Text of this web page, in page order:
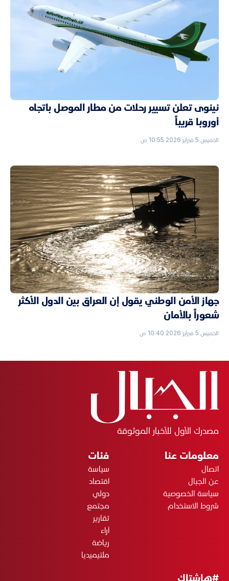
نينوى تعلن تسيير رحلات من مطار الموصل باتجاه
أوروبا قريباً
الخميس 5 فبراير 2026 10:55 ص
جهاز الأمن الوطني يقول إن العراق بين الدول الأكثر
شعوراً بالأمان
الخميس 5 فبراير 2026 10:40 ص
مصدرك الأول للأخبار الموثوقة
معلومات عنا
اتصال
عن الجبال
سياسة الخصوصية
شروط الاستخدام
فئات
سياسة
اقتصاد
دولي
مجتمع
تقارير
آراء
رياضة
ملتيميديا
#هاشتاك